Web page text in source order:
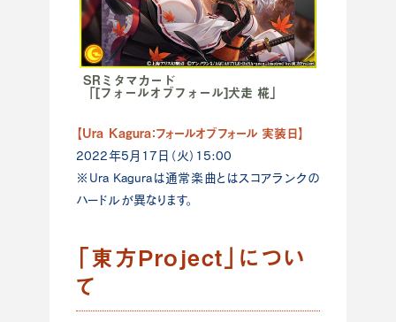
SRミタマカード
「[フォールオブフォール]犬走 椛」
【Ura Kagura：フォールオブフォール 実装日】
2022年5月17日（火）15:00
※Ura Kaguraは通常楽曲とはスコアランクの
ハードルが異なります。
「東方Project」につい
て